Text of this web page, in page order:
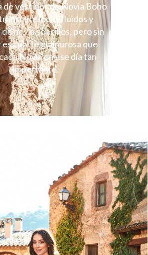
de vestidos de Novia Boho
looks fluidos y
novia sencillos, pero sin
parte glamurosa que
Novia en ese día tan
importante.